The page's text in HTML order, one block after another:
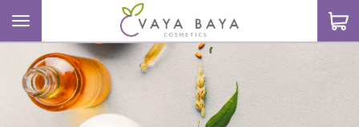
Toggle navigation